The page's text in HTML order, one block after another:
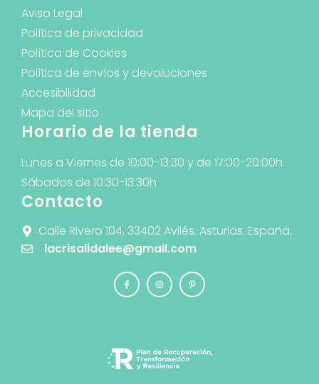
Aviso Legal
Política de privacidad
Política de Cookies
Política de envíos y devoluciones
Accesibilidad
Mapa del sitio
Horario de la tienda
Lunes a Viernes de 10:00-13:30 y de 17:00-20:00h
Sábados de 10:30-13:30h
Contacto
Calle Rivero 104, 33402 Avilés. Asturias. España.
lacrisalidalee@gmail.com